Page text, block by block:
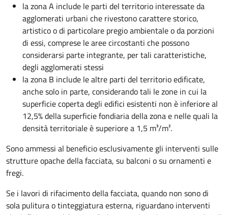
la zona A include le parti del territorio interessate da
agglomerati urbani che rivestono carattere storico,
artistico o di particolare pregio ambientale o da porzioni
di essi, comprese le aree circostanti che possono
considerarsi parte integrante, per tali caratteristiche,
degli agglomerati stessi
la zona B include le altre parti del territorio edificate,
anche solo in parte, considerando tali le zone in cui la
superficie coperta degli edifici esistenti non è inferiore al
12,5% della superficie fondiaria della zona e nelle quali la
densità territoriale è superiore a 1,5 m³/m².
Sono ammessi al beneficio esclusivamente gli interventi sulle
strutture opache della facciata, su balconi o su ornamenti e
fregi.
Se i lavori di rifacimento della facciata, quando non sono di
sola pulitura o tinteggiatura esterna, riguardano interventi